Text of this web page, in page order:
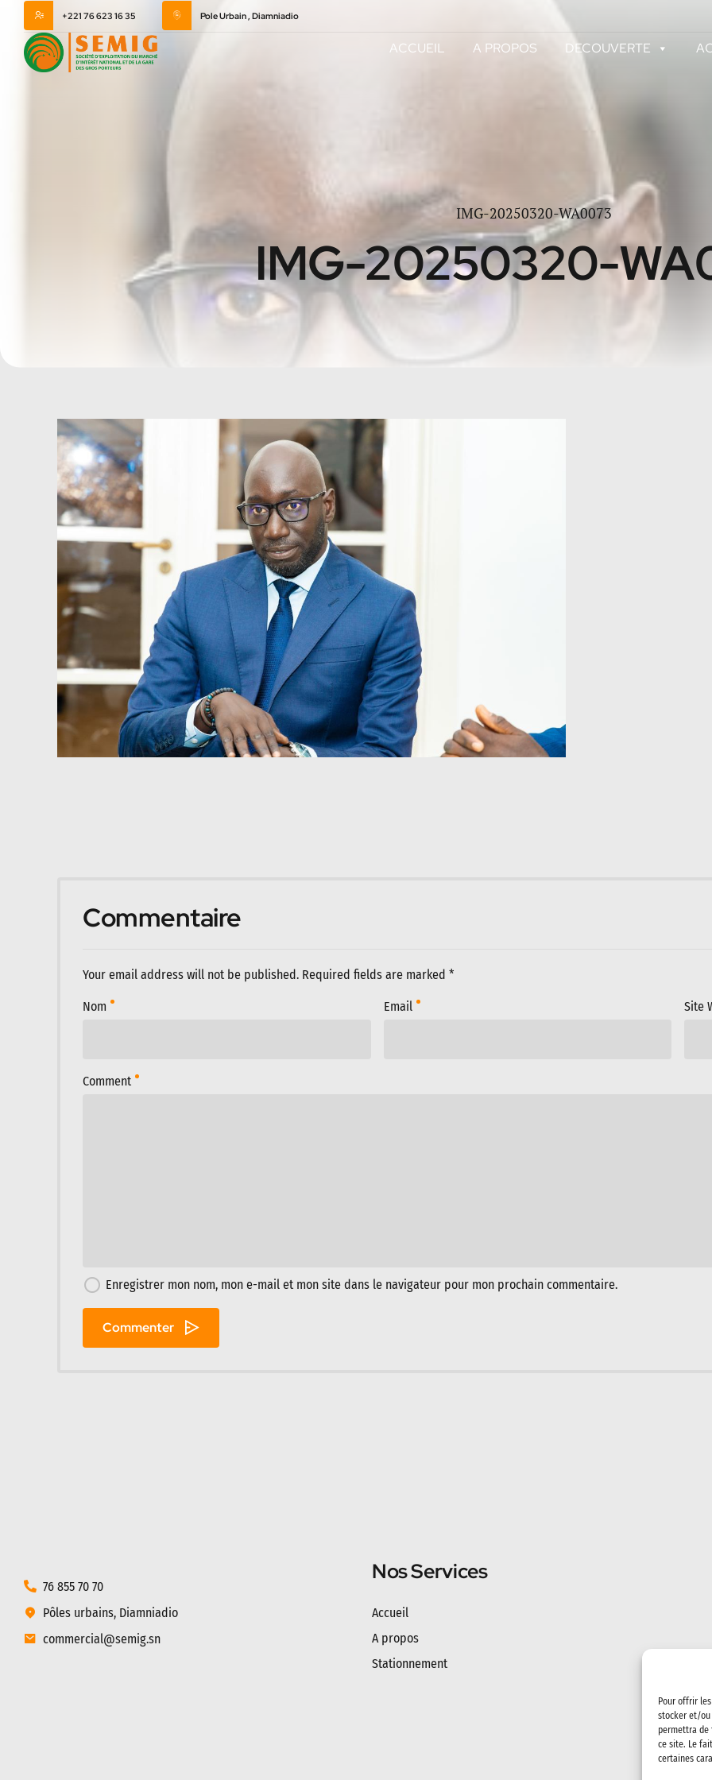
Pour offrir
stocker et/ou
permettra de
ce site. Le
certaines
+221 76 623 16 35 Pole Urbain , Diamniadio
ACCUEIL A PROPOS DECOUVERTE
IMG-20250320-WA0073
IMG-20250320-
Commentaire
Your email address will not be published. Required fields are marked *
Comment
Nom Email Site
Enregistrer mon nom, mon e-mail et mon site dans le navigateur pour mon prochain commentaire.
Commenter
76 855 70 70
Pôles urbains, Diamniadio
commercial@semig.sn
Nos Services
Accueil
A propos
Stationnement